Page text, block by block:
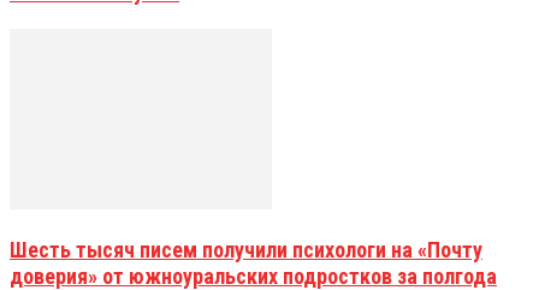
Шесть тысяч писем получили психологи на «Почту
доверия» от южноуральских подростков за полгода